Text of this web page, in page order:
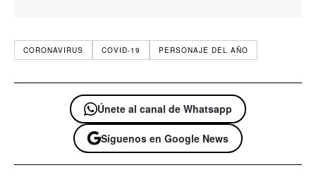
CORONAVIRUS COVID-19 PERSONAJE DEL AÑO
Únete al canal de Whatsapp
Síguenos en Google News